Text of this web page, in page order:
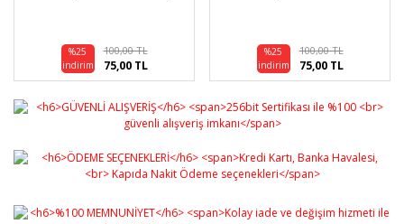
%25
indirim
100,00 TL
75,00 TL
%25
indirim
100,00 TL
75,00 TL